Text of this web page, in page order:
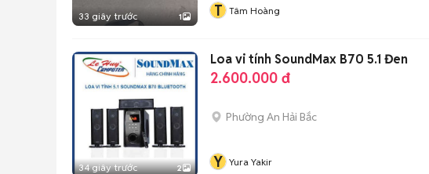
33 giây trước 1 T Tâm Hoàng
34 giây trước 2
Loa vi tính SoundMax B70 5.1 Đen
2.600.000 đ
Phường An Hải Bắc
Y Yura Yakir